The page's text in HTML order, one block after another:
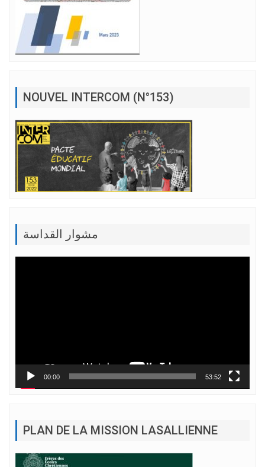
NOUVEL INTERCOM (N°153)
مشوار القداسة
00:00 53:52
PLAN DE LA MISSION LASALLIENNE